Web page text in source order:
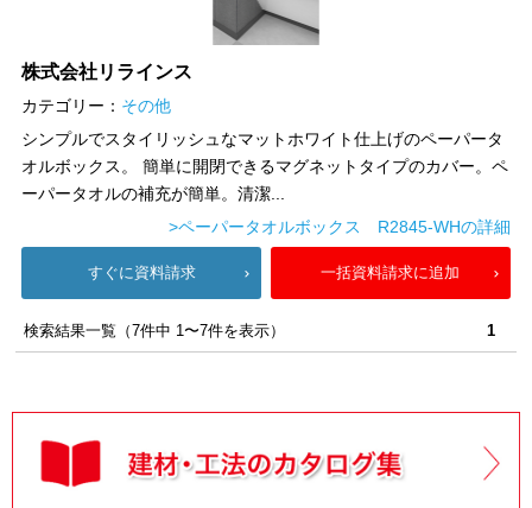
株式会社リラインス
カテゴリー： その他
シンプルでスタイリッシュなマットホワイト仕上げのペーパータ
オルボックス。 簡単に開閉できるマグネットタイプのカバー。ペ
ーパータオルの補充が簡単。清潔...
>ペーパータオルボックス R2845-WHの詳細
すぐに資料請求 一括資料請求に追加
検索結果一覧（7件中 1〜7件を表示） 1